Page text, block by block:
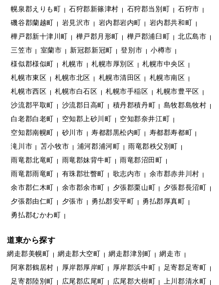
幌泉郡えりも町
石狩郡新篠津村 石狩郡当別町
石狩市
磯谷郡蘭越町
岩見沢市 岩内郡岩内町
岩内郡共和町
樺戸郡新十津川町
樺戸郡月形町 樺戸郡浦臼町
北広島市
三笠市
室蘭市 新冠郡新冠町 登別市
小樽市
様似郡様似町
札幌市 札幌市厚別区
札幌市中央区
札幌市東区
札幌市北区 札幌市清田区
札幌市南区
札幌市西区
札幌市白石区 札幌市手稲区
札幌市豊平区
沙流郡平取町
沙流郡日高町 積丹郡積丹町
島牧郡島牧村
白老郡白老町
空知郡上砂川町
空知郡奈井江町
空知郡南幌町
砂川市 寿都郡黒松内町
寿都郡寿都町
滝川市
苫小牧市 浦河郡浦河町
雨竜郡秩父別町
雨竜郡北竜町
雨竜郡妹背牛町
雨竜郡沼田町
雨竜郡雨竜町
有珠郡壮瞥町 歌志内市
余市郡赤井川村
余市郡仁木町
余市郡余市町 夕張郡栗山町
夕張郡長沼町
夕張郡由仁町
夕張市 勇払郡安平町
勇払郡厚真町
勇払郡むかわ町
道東から探す
網走郡美幌町 網走郡大空町 網走郡津別町
網走市
阿寒郡鶴居村
厚岸郡厚岸町 厚岸郡浜中町
足寄郡足寄町
足寄郡陸別町
広尾郡広尾町 広尾郡大樹町 上川郡清水町